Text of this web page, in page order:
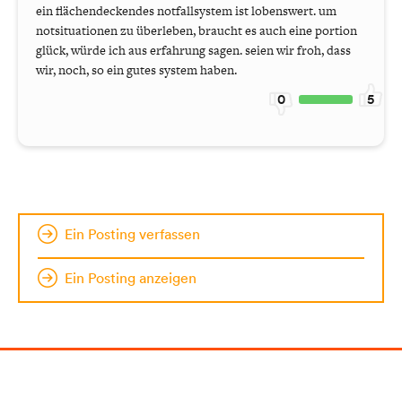
ein flächendeckendes notfallsystem ist lobenswert. um
notsituationen zu überleben, braucht es auch eine portion
glück, würde ich aus erfahrung sagen. seien wir froh, dass
wir, noch, so ein gutes system haben.
0 5
Ein Posting verfassen
Ein Posting anzeigen